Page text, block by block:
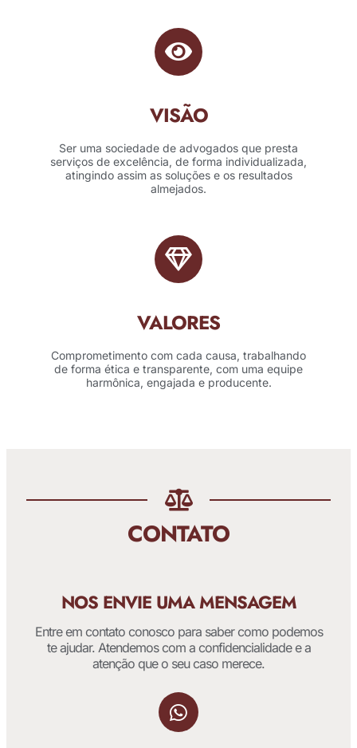
VISÃO
Ser uma sociedade de advogados que presta
serviços de excelência, de forma individualizada,
atingindo assim as soluções e os resultados
almejados.
VALORES
Comprometimento com cada causa, trabalhando
de forma ética e transparente, com uma equipe
harmônica, engajada e producente.
CONTATO
NOS ENVIE UMA MENSAGEM
Entre em contato conosco para saber como podemos
te ajudar. Atendemos com a confidencialidade e a
atenção que o seu caso merece.